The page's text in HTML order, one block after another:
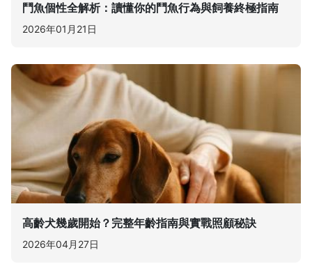
鬥魚個性全解析：讀懂你的鬥魚行為與飼養終極指南
2026年01月21日
高齡犬幾歲開始？完整年齡指南與實戰照顧秘訣
2026年04月27日